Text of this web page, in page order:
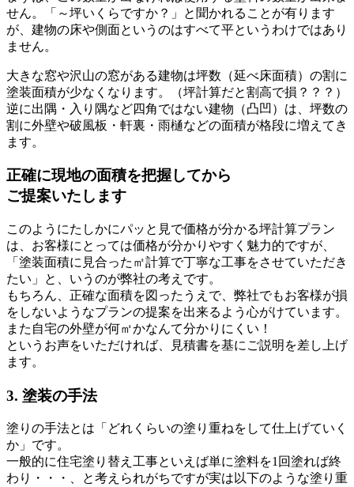
せん。「～坪いくらですか？」と聞かれることが有ります
が、建物の床や側面というのはすべて平というわけではあり
ません。
大きな窓や沢山の窓がある建物は坪数（延べ床面積）の割に
塗装面積が少なくなります。（坪計算だと割高で損？？？）
逆に出隅・入り隅など四角ではない建物（凸凹）は、坪数の
割に外壁や破風板・軒裏・雨樋などの面積が格段に増えてき
ます。
正確に現地の面積を把握してから
ご提案いたします
このようにたしかにパッと見で価格が分かる坪計算プラン
は、お客様にとっては価格が分かりやすく魅力的ですが、
「 塗装面積に見合った㎡計算で丁寧な工事をさせていただき
たい 」と、いうのが弊社の考えです。
もちろん、正確な面積を図ったうえで、弊社でもお客様が損
をしないようなプランの提案を出来るよう心がけています。
また自宅の外壁が何㎡かなんて分かりにくい！
というお声をいただければ、見積書を基にご説明を差し上げ
ます。
3. 塗装の手法
塗りの手法とは「どれくらいの塗り重ねをして仕上げていく
か」です。
一般的に住宅塗り替え工事といえば単に塗料を1回塗れば終
わり・・・、と考えられがちですが実は以下のような塗り重